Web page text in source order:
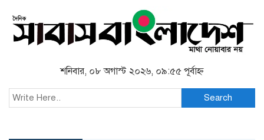
শনিবার, ০৮ অগাস্ট ২০২৬, ০৯:৫৫ পূর্বাহ্ন
Search